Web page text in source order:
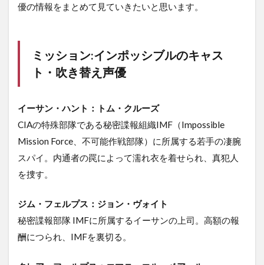
優の情報をまとめて見ていきたいと思います。
ミッション:インポッシブルのキャス
ト・吹き替え声優
イーサン・ハント：トム・クルーズ
CIAの特殊部隊である秘密諜報組織IMF（Impossible
Mission Force、不可能作戦部隊）に所属する若手の凄腕
スパイ。内通者の罠によって濡れ衣を着せられ、真犯人
を捜す。
ジム・フェルプス：ジョン・ヴォイト
秘密諜報部隊 IMFに所属するイーサンの上司。高額の報
酬につられ、IMFを裏切る。